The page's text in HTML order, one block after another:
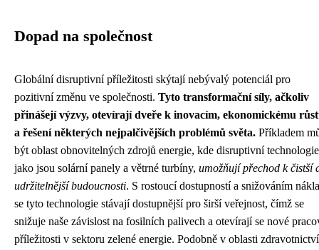
Dopad na společnost
Globální disruptivní příležitosti skýtají nebývalý potenciál pro
pozitivní změnu ve společnosti. Tyto transformační síly, ačkoliv
přinášejí výzvy, otevírají dveře k inovacím, ekonomickému
a řešení některých nejpalčivějších problémů světa. Příkladem
být oblast obnovitelných zdrojů energie, kde disruptivní
jako jsou solární panely a větrné turbíny, umožňují přechod k čistší
udržitelnější budoucnosti. S rostoucí dostupností a snižováním
se tyto technologie stávají dostupnější pro širší veřejnost, čímž se
snižuje naše závislost na fosilních palivech a otevírají se nové
příležitosti v sektoru zelené energie. Podobně v oblasti zdravotnictví